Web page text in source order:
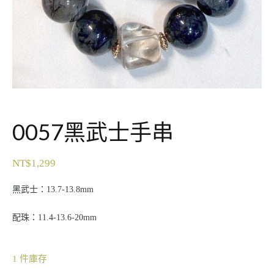
0057黑武士手串
NT$1,299
黑武士：13.7-13.8mm
配珠：11.4-13.6-20mm
1 件庫存